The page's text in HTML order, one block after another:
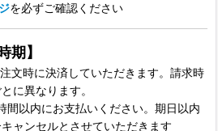
を必ずご確認ください
期】
文時に決済していただきます。請求時
に異なります。
以内にお支払いください。期日以内
ャンセルとさせていただきます